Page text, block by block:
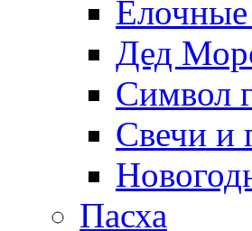
Дед
Символ
Свечи и
Пасха